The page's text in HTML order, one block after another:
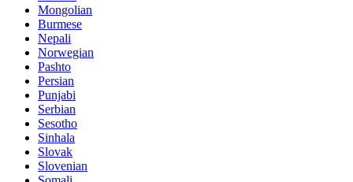
Mongolian
Burmese
Nepali
Norwegian
Pashto
Persian
Punjabi
Serbian
Sesotho
Sinhala
Slovak
Slovenian